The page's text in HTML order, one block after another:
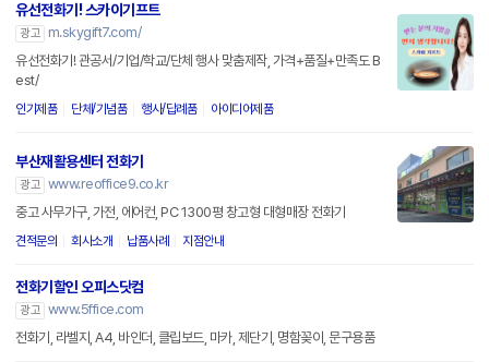
유선전화기! 스카이기프트
광고
m.skygift7.com/
유선전화기! 관공서/기업/학교/단체 행사 맞춤제작, 가격+품질+만족도 B
est/
인기제품 단체/기념품 행사/답례품 아이디어제품
부산재활용센터 전화기
광고 www.reoffice9.co.kr
중고 사무가구, 가전, 에어컨, PC 1300평 창고형 대형매장 전화기
견적문의 회사소개 납품사례 지점안내
전화기할인 오피스닷컴
광고 www.5ffice.com
전화기, 라벨지, A4, 바인더, 클립보드, 마카, 제단기, 명함꽂이, 문구용품